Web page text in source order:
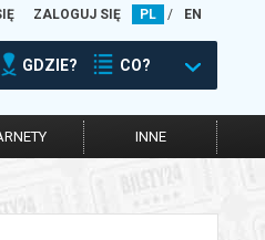
ZALOGUJ SIĘ PL / EN
GDZIE? CO?
INNE